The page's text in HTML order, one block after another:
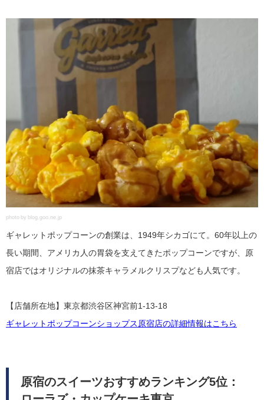
photo by blog.goo.ne.jp
ギャレットポップコーンの創業は、1949年シカゴにて。60年以上の
長い期間、アメリカ人の胃袋を支えてきたポップコーンですが、原
宿店ではオリジナルの抹茶キャラメルクリスプなども人気です。
【店舗所在地】東京都渋谷区神宮前1-13-18
ギャレットポップコーンショップス原宿店の詳細情報はこちら
原宿のスイーツおすすめランキング5位：